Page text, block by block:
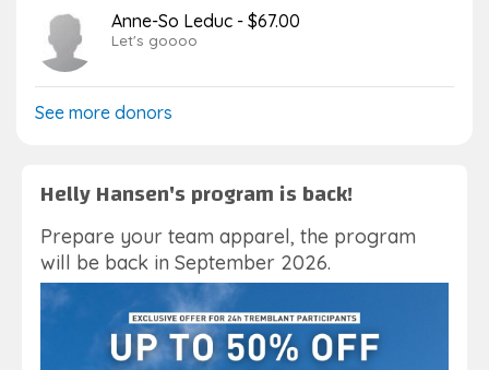
Anne-So Leduc - $67.00
Let's goooo
See more donors
Helly Hansen's program is back!
Prepare your team apparel, the program
will be back in September 2026.